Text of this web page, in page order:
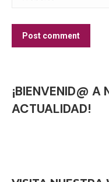
Post comment
¡BIENVENID@ A
ACTUALIDAD!